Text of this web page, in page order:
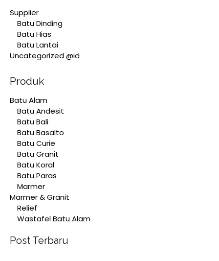
Supplier
Batu Dinding
Batu Hias
Batu Lantai
Uncategorized @id
Produk
Batu Alam
Batu Andesit
Batu Bali
Batu Basalto
Batu Curie
Batu Granit
Batu Koral
Batu Paras
Marmer
Marmer & Granit
Relief
Wastafel Batu Alam
Post Terbaru